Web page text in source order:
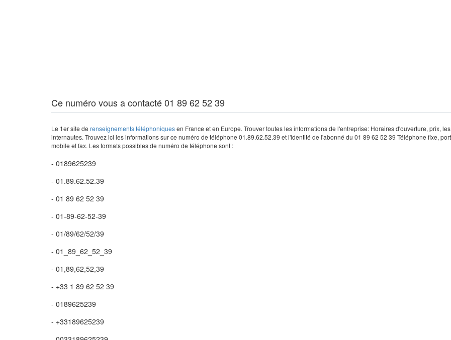
Ce numéro vous a contacté 01 89 62 52 39
Le 1er site de renseignements téléphoniquesen France et en Europe. Trouver toutes les informations de l'entreprise: Horaires d'ouverture, prix,
internautes. Trouvez ici les informations sur ce numéro de téléphone 01.89.62.52.39 et l'identité de l'abonné du 01 89 62 52 39 Téléphone fixe,
mobile et fax. Les formats possibles de numéro de téléphone sont :
- 0189625239
- 01.89.62.52.39
- 01 89 62 52 39
- 01-89-62-52-39
- 01/89/62/52/39
- 01_89_62_52_39
- 01,89,62,52,39
- +33 1 89 62 52 39
- 0189625239
- +33189625239